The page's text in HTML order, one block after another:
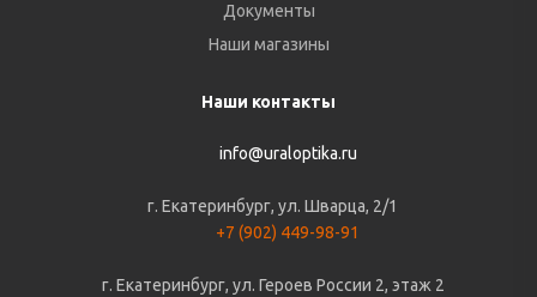
Документы
Наши магазины
Наши контакты
info@uraloptika.ru
г. Екатеринбург, ул. Шварца, 2/1
+7 (902) 449-98-91
г. Екатеринбург, ул. Героев России 2, этаж 2